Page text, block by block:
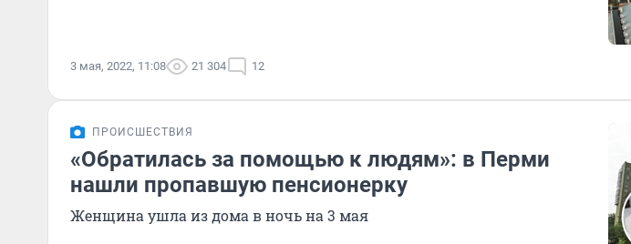
3 мая, 2022, 11:08 21 304 12
ПРОИСШЕСТВИЯ
«Обратилась за помощью к людям»: в Перми
нашли пропавшую пенсионерку
Женщина ушла из дома в ночь на 3 мая